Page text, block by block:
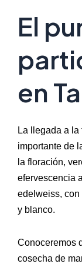
El
en
La llegada a
importante de
la floración,
efervescencia
edelweiss,
y blanco.
Conoceremos
cosecha de